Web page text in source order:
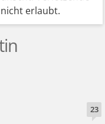
erlaubt.
23